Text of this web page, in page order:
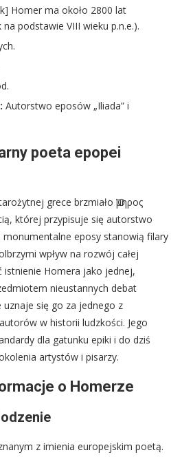
Homer ma około 2800 lat
podstawie VIII wieku p.n.e.).
Autorstwo eposów „Iliada” i
poeta epopei
grece brzmiało Ὅμηρος
której przypisuje się autorstwo
monumentalne eposy stanowią filary
wpływ na rozwój całej
istnienie Homera jako jednej,
nieustannych debat
się go za jednego z
w historii ludzkości. Jego
dla gatunku epiki i do dziś
artystów i pisarzy.
o Homerze
z imienia europejskim poetą.